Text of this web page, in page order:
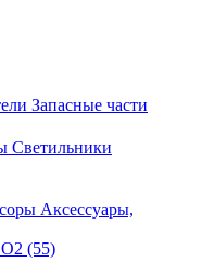
Запасные части
Светильники
Аксессуары,
(55)